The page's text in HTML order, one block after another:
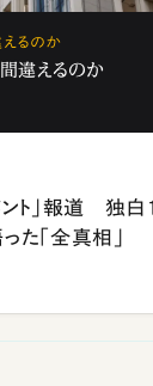
えるのか
違えるのか
ント」報道 独
「全真相」